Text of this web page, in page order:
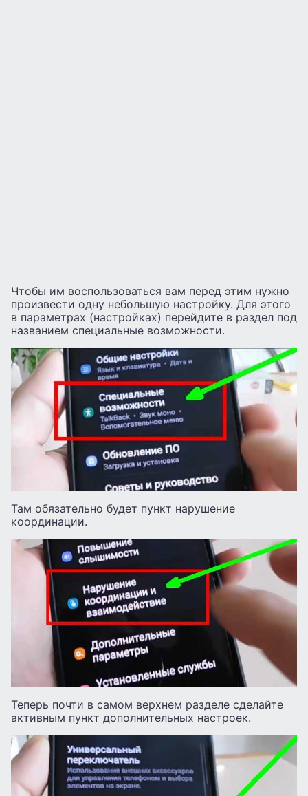
Чтобы им воспользоваться вам перед этим нужно
произвести одну небольшую настройку. Для этого
в параметрах (настройках) перейдите в раздел под
названием специальные возможности.
Там обязательно будет пункт нарушение
координации.
Теперь почти в самом верхнем разделе сделайте
активным пункт дополнительных настроек.